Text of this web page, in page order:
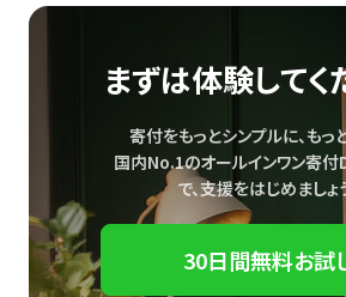
まずは体験してく
寄付をもっとシンプルに、もっ
国内No.1のオールインワン寄付
で、支援をはじめましょ
30日間無料お試